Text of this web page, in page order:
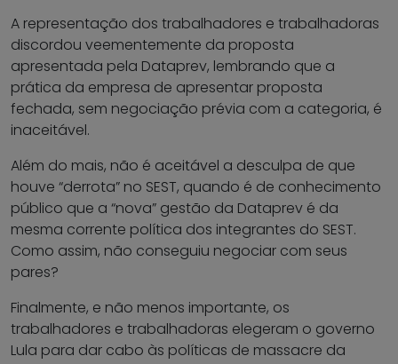
A representação dos trabalhadores e trabalhadoras
discordou veementemente da proposta
apresentada pela Dataprev, lembrando que a
prática da empresa de apresentar proposta
fechada, sem negociação prévia com a categoria, é
inaceitável.
Além do mais, não é aceitável a desculpa de que
houve “derrota” no SEST, quando é de conhecimento
público que a “nova” gestão da Dataprev é da
mesma corrente política dos integrantes do SEST.
Como assim, não conseguiu negociar com seus
pares?
Finalmente, e não menos importante, os
trabalhadores e trabalhadoras elegeram o governo
Lula para dar cabo às políticas de massacre da